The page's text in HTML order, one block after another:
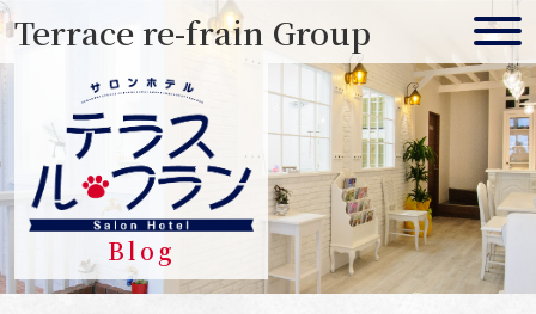
Skip
content
Terrace re-frain Group
Blog